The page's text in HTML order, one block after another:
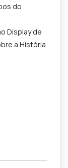
do
Display de
a História